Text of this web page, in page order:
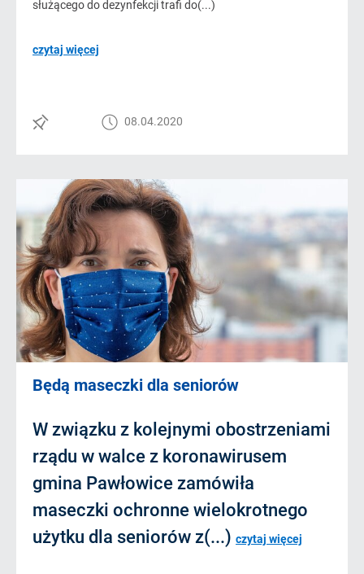
służącego do dezynfekcji trafi do(...)
czytaj więcej
08.04.2020
Będą maseczki dla seniorów
W związku z kolejnymi obostrzeniami
rządu w walce z koronawirusem
gmina Pawłowice zamówiła
maseczki ochronne wielokrotnego
użytku dla seniorów z(...) czytaj więcej